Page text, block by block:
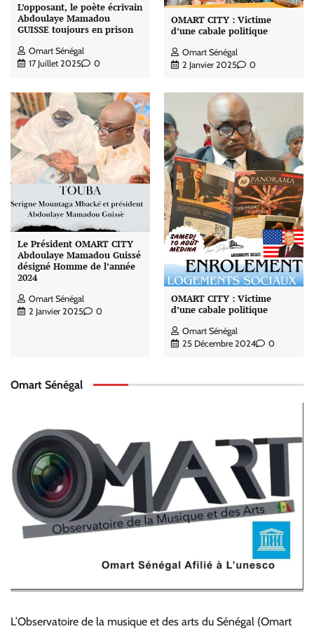
L’opposant, le poète écrivain
Abdoulaye Mamadou
GUISSE toujours en prison
Omart Sénégal
17 Juillet 2025
0
OMART CITY : Victime
d’une cabale politique
Omart Sénégal
2 Janvier 2025
0
Le Président OMART CITY
Abdoulaye Mamadou Guissé
désigné Homme de l’année
2024
Omart Sénégal
2 Janvier 2025
0
OMART CITY : Victime
d’une cabale politique
Omart Sénégal
25 Décembre 2024
0
Omart Sénégal
L’Observatoire de la musique et des arts du Sénégal (Omart